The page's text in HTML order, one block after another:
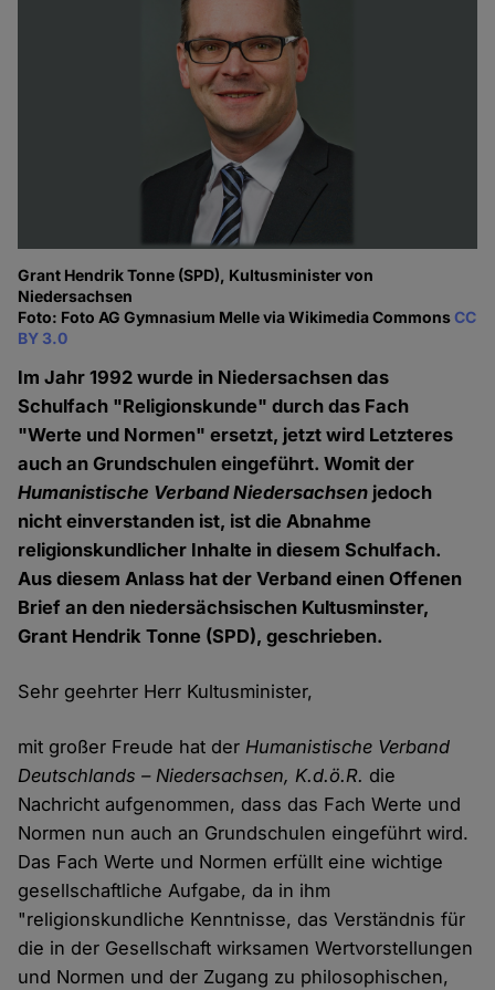
Grant Hendrik Tonne (SPD), Kultusminister von
Niedersachsen
Foto: Foto AG Gymnasium Melle via Wikimedia CommonsCC
BY 3.0
Im Jahr 1992 wurde in Niedersachsen das
Schulfach "Religionskunde" durch das Fach
"Werte und Normen" ersetzt, jetzt wird Letzteres
auch an Grundschulen eingeführt. Womit der
Humanistische Verband Niedersachsen jedoch
nicht einverstanden ist, ist die Abnahme
religionskundlicher Inhalte in diesem Schulfach.
Aus diesem Anlass hat der Verband einen Offenen
Brief an den niedersächsischen Kultusminster,
Grant Hendrik Tonne (SPD), geschrieben.
Sehr geehrter Herr Kultusminister,
mit großer Freude hat derHumanistische Verband
Deutschlands – Niedersachsen, K.d.ö.R. die
Nachricht aufgenommen, dass das Fach Werte und
Normen nun auch an Grundschulen eingeführt wird.
Das Fach Werte und Normen erfüllt eine wichtige
gesellschaftliche Aufgabe, da in ihm
"religionskundliche Kenntnisse, das Verständnis für
die in der Gesellschaft wirksamen Wertvorstellungen
und Normen und der Zugang zu philosophischen,